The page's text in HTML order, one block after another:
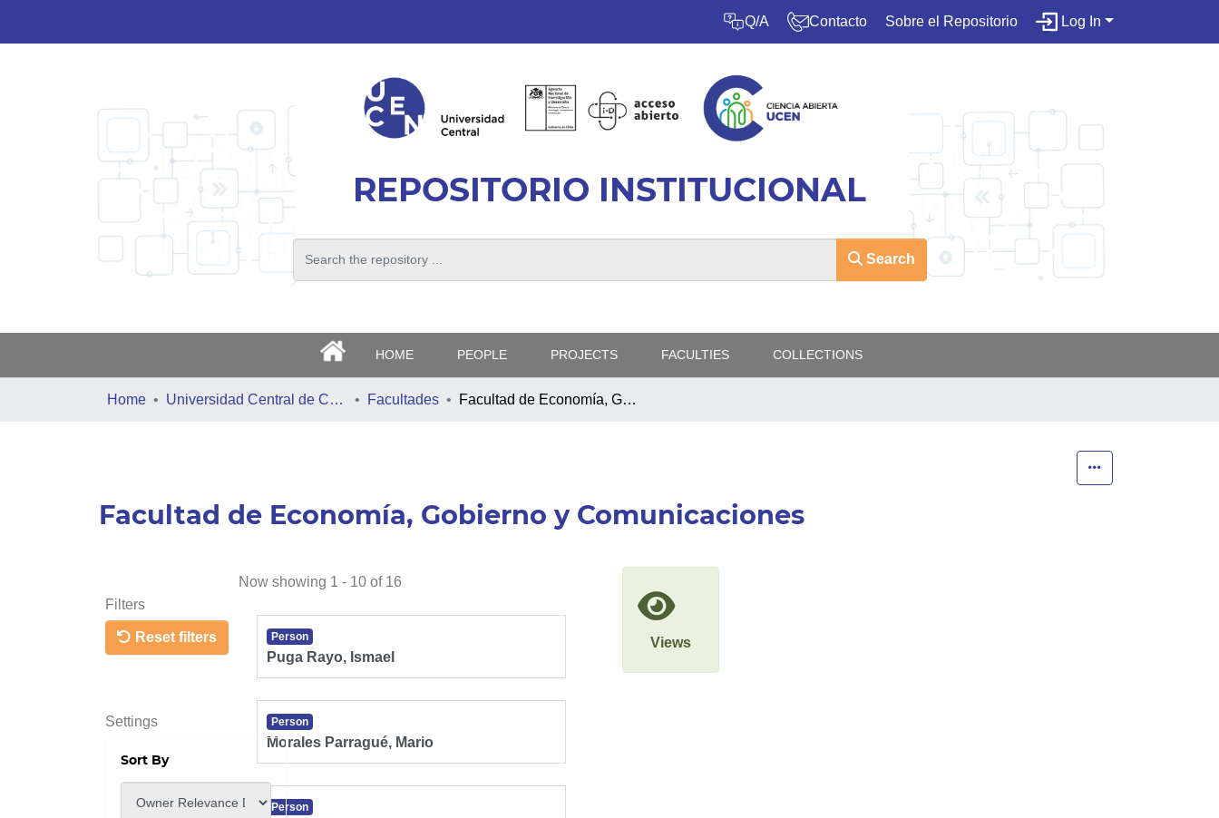
Q/A Contacto Sobre el Repositorio Log In
REPOSITORIO INSTITUCIONAL
Search
HOME PEOPLE PROJECTS FACULTIES COLLECTIONS
Home Universidad Central de Chile Facultades Facultad de Economía, Gobierno y Comunicaciones
Facultad de Economía, Gobierno y Comunicaciones
Filters
Reset filters
Settings
Sort By
Now showing 1 - 10 of 16
Person
Puga Rayo, Ismael
Person
Morales Parragué, Mario
Person
Views